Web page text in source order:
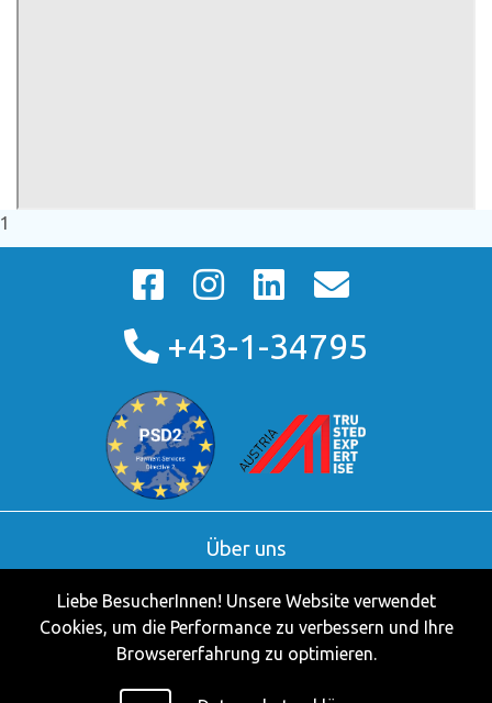
1
+43-1-34795
Über uns
Kontakt
Partner
Impressum
Datenschutzerklärung
Liebe BesucherInnen! Unsere Website verwendet
Cookies, um die Performance zu verbessern und Ihre
Browsererfahrung zu optimieren.